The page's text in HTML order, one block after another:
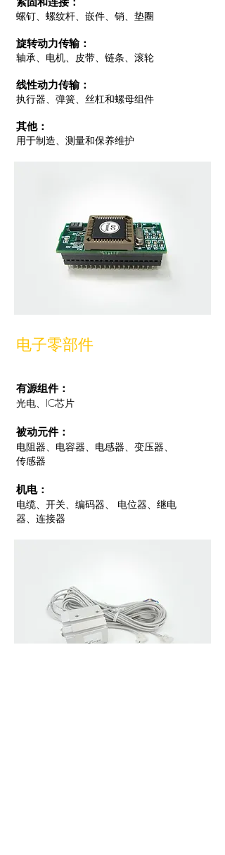
螺钉、螺纹杆、嵌件、销、垫圈
旋转动力传输：
轴承、电机、皮带、链条、滚轮
线性动力传输：
执行器、弹簧、丝杠和螺母组件
其他：
用于制造、测量和保养维护
电子零部件
有源组件：
光电、IC芯片
被动元件：
电阻器、电容器、电感器、变压器、
传感器
机电：
电缆、开关、编码器、 电位器、继电
器、连接器